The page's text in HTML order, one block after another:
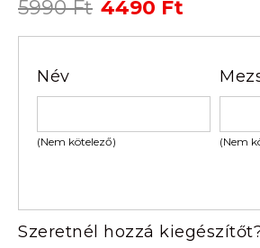
5990Ft Original
4490 Ft
4490 Ft.
Név
(Nem kötelező) (Nem
Szeretnél hozzá